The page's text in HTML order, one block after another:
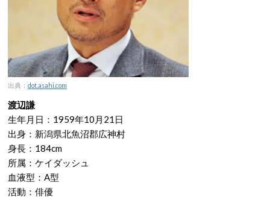
出典： dot.asahi.com
渡辺謙
生年月日：1959年10月21日
出身：新潟県北魚沼郡広神村
身長：184cm
所属：ケイダッシュ
血液型：A型
活動：俳優